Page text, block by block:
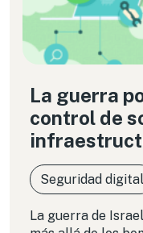
La guerra
control de
Seguridad digital
La guerra de